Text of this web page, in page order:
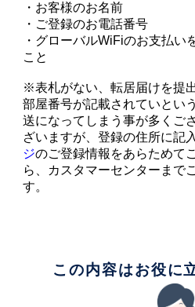
・お客様のお名前
・ご登録のお電話番号
・グローバルWiFiのお支払い
こと
※表札がない、転居届けを提
部屋番号が記載されていとい
送になってしまう事が多くご
ざいますが、登録の住所に記
ジのご登録情報をあらためて
ら、カスタマーセンターまで
す。
この内容はお役に